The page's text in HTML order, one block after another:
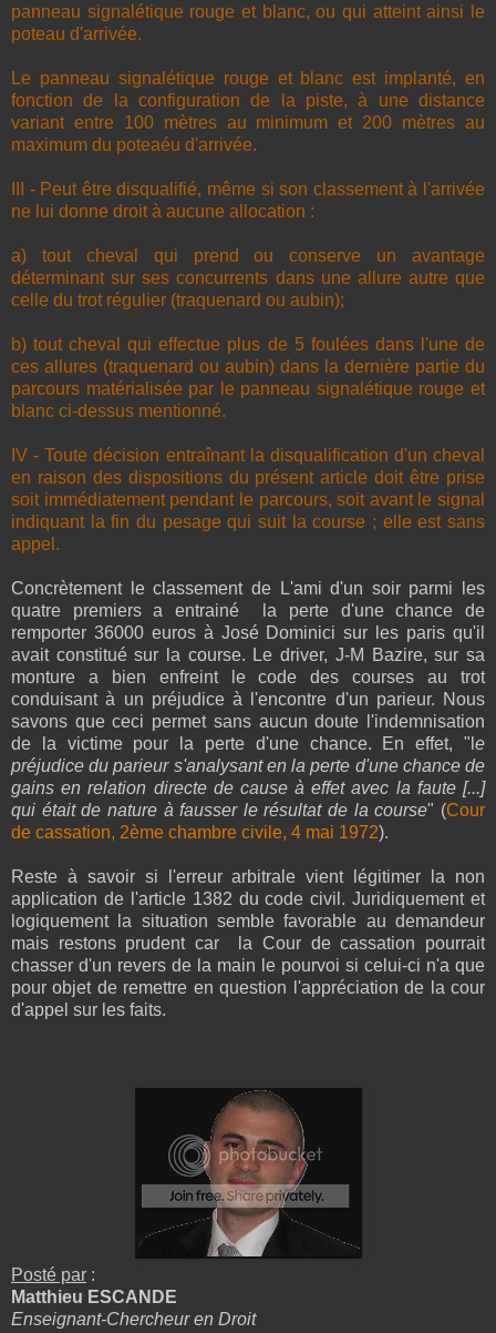
panneau signalétique rouge et blanc, ou qui atteint ainsi le
poteau d'arrivée.
Le panneau signalétique rouge et blanc est implanté, en
fonction de la configuration de la piste, à une distance
variant entre 100 mètres au minimum et 200 mètres au
maximum du poteaéu d'arrivée.
III - Peut être disqualifié, même si son classement à l'arrivée
ne lui donne droit à aucune allocation :
a) tout cheval qui prend ou conserve un avantage
déterminant sur ses concurrents dans une allure autre que
celle du trot régulier (traquenard ou aubin);
b) tout cheval qui effectue plus de 5 foulées dans l'une de
ces allures (traquenard ou aubin) dans la dernière partie du
parcours matérialisée par le panneau signalétique rouge et
blanc ci-dessus mentionné.
IV - Toute décision entraînant la disqualification d'un cheval
en raison des dispositions du présent article doit être prise
soit immédiatement pendant le parcours, soit avant le signal
indiquant la fin du pesage qui suit la course ; elle est sans
appel.
Concrètement le classement de L'ami d'un soir parmi les
quatre premiers a entrainé la perte d'une chance de
remporter 36000 euros à José Dominici sur les paris qu'il
avait constitué sur la course. Le driver, J-M Bazire, sur sa
monture a bien enfreint le code des courses au trot
conduisant à un préjudice à l'encontre d'un parieur. Nous
savons que ceci permet sans aucun doute l'indemnisation
de la victime pour la perte d'une chance. En effet, "l e
préjudice du parieur s'analysant en la perte d'une chance de
gains en relation directe de cause à effet avec la faute [...]
qui était de nature à fausser le résultat de la course" (Cour
de cassation, 2ème chambre civile, 4 mai 1972).
Reste à savoir si l'erreur arbitrale vient légitimer la non
application de l'article 1382 du code civil. Juridiquement et
logiquement la situation semble favorable au demandeur
mais restons prudent car la Cour de cassation pourrait
chasser d'un revers de la main le pourvoi si celui-ci n'a que
pour objet de remettre en question l'appréciation de la cour
d'appel sur les faits.
Posté par :
Matthieu ESCANDE
Enseignant-Chercheur en Droit